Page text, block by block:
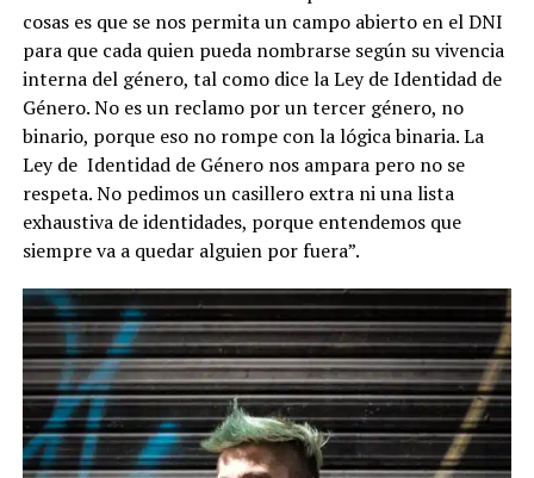
cosas es que se nos permita un campo abierto en el DNI
para que cada quien pueda nombrarse según su vivencia
interna del género, tal como dice la Ley de Identidad de
Género. No es un reclamo por un tercer género, no
binario, porque eso no rompe con la lógica binaria. La
Ley de Identidad de Género nos ampara pero no se
respeta. No pedimos un casillero extra ni una lista
exhaustiva de identidades, porque entendemos que
siempre va a quedar alguien por fuera”.